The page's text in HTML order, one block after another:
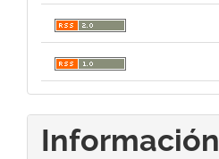
Información